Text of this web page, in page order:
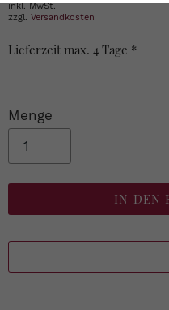
inkl. MwSt.
zzgl. Versandkosten
Lieferzeit max. 4 Tage *
Menge
IN DEN